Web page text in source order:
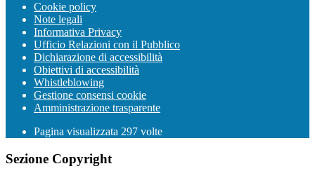
Cookie policy
Note legali
Informativa Privacy
Ufficio Relazioni con il Pubblico
Dichiarazione di accessibilità
Obiettivi di accessibilità
Whistleblowing
Gestione consensi cookie
Amministrazione trasparente
Pagina visualizzata 297 volte
Sezione Copyright